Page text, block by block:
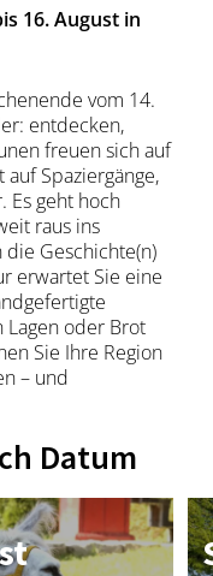
16. August in
vom 14.
entdecken,
freuen sich auf
Spaziergänge,
Es geht hoch
raus ins
Geschichte(n)
erwartet Sie eine
Lagen oder Brot
Sie Ihre Region
– und
Datum